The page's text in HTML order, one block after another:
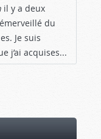
il y a deux
du
Je suis
j’ai acquises...